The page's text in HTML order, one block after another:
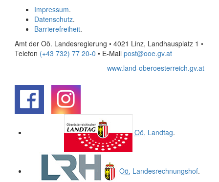
Impressum.
Datenschutz.
Barrierefreiheit.
Amt der Oö. Landesregierung • 4021 Linz, Landhausplatz 1 •
Telefon (+43 732) 77 20-0 • E-Mail post@ooe.gv.at
www.land-oberoesterreich.gv.at
Oö. Landtag.
Oö. Landesrechnungshof.